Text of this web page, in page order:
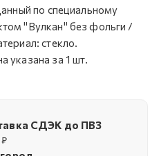
по специальному
"Вулкан" без фольги /
стекло.
указана за 1 шт.
СДЭК до ПВЗ
₽